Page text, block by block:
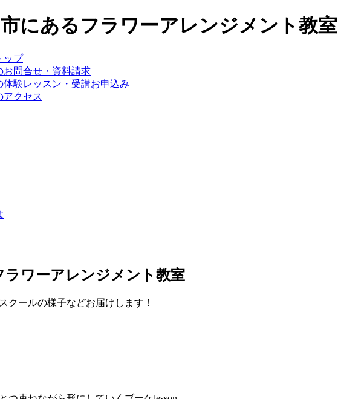
にあるフラワーアレンジメント教室
ップ
問合せ・資料請求
験レッスン・受講お申込み
クセス
ワーアレンジメント教室
クールの様子などお届けします！